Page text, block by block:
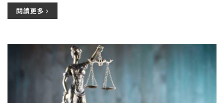
閱讀更多